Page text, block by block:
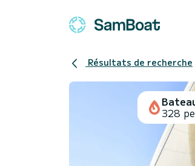
Résultats de recherche
328